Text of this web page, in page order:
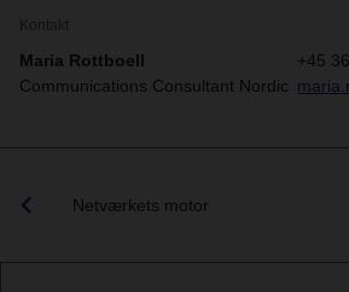
Kontakt
Maria Rottboell
Communications Consultant Nordic
+45
Netværkets motor